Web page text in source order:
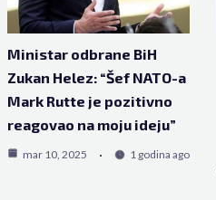
Ministar odbrane BiH
Zukan Helez: “Šef NATO-a
Mark Rutte je pozitivno
reagovao na moju ideju”
mar 10, 2025 1 godina ago